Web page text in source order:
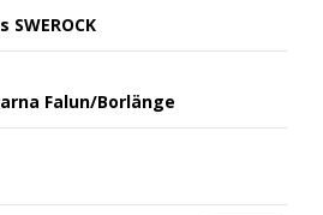
Falun/Borlänge